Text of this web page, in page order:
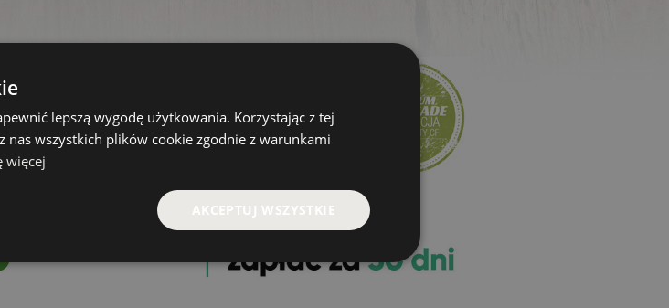
lepszą wygodę użytkowania. Korzystając z tej
nas wszystkich plików cookie zgodnie z warunkami
więcej
AKCEPTUJ WSZYSTKIE